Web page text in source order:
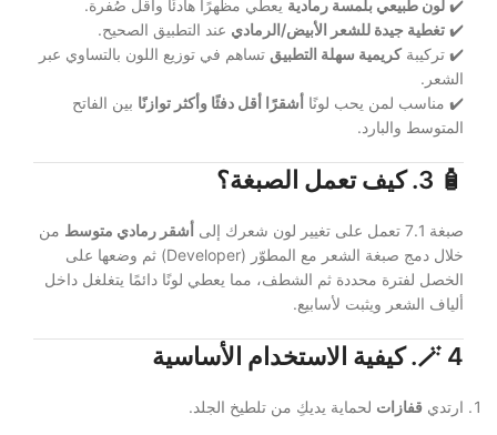
✔️ لون طبيعي بلمسة رمادية يعطي مظهرًا هادئًا وأقل صُفرة.
✔️ تغطية جيدة للشعر الأبيض/الرمادي عند التطبيق الصحيح.
✔️ تركيبةكريمية سهلة التطبيق تساهم في توزيع اللون بالتساوي عبر
الشعر.
✔️ مناسب لمن يحب لونًا أشقرًا أقل دفئًا وأكثر توازنًا بين الفاتح
المتوسط والبارد.
🧴 3. كيف تعمل الصبغة؟
صبغة 7.1 تعمل على تغيير لون شعرك إلى أشقر رمادي متوسط من
خلال دمج صبغة الشعر مع المطوّر (Developer) ثم وضعها على
الخصل لفترة محددة ثم الشطف، مما يعطي لونًا دائمًا يتغلغل داخل
ألياف الشعر ويثبت لأسابيع.
🪄 4. كيفية الاستخدام الأساسية
ارتدي قفازات لحماية يديكِ من تلطيخ الجلد.